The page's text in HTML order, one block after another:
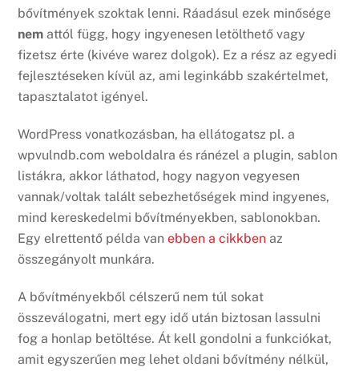
bővítmények szoktak lenni. Ráadásul ezek minősége
nem attól függ, hogy ingyenesen letölthető vagy
fizetsz érte (kivéve warez dolgok). Ez a rész az egyedi
fejlesztéseken kívül az, ami leginkább szakértelmet,
tapasztalatot igényel.
WordPress vonatkozásban, ha ellátogatsz pl. a
wpvulndb.com weboldalra és ránézel a plugin, sablon
listákra, akkor láthatod, hogy nagyon vegyesen
vannak/voltak talált sebezhetőségek mind ingyenes,
mind kereskedelmi bővítményekben, sablonokban.
Egy elrettentő példa vanebben a cikkben az
összegányolt munkára.
A bővítményekből célszerű nem túl sokat
összeválogatni, mert egy idő után biztosan lassulni
fog a honlap betöltése. Át kell gondolni a funkciókat,
amit egyszerűen meg lehet oldani bővítmény nélkül,